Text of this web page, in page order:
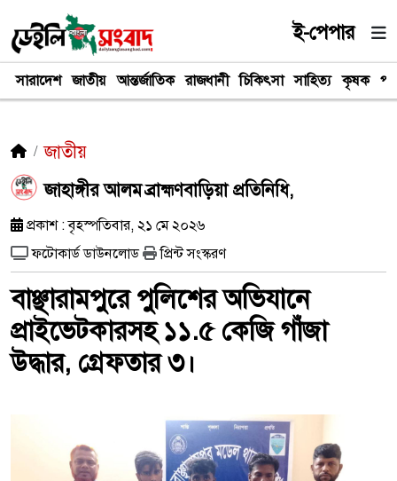
ই-পেপার
সারাদেশ জাতীয় আন্তর্জাতিক রাজধানী চিকিৎসা সাহিত্য কৃষক
জাতীয়
জাহাঙ্গীর আলম ব্রাহ্মণবাড়িয়া প্রতিনিধি,
প্রকাশ : বৃহস্পতিবার, ২১ মে ২০২৬
ফটোকার্ড ডাউনলোড
প্রিন্ট সংস্করণ
বাঞ্ছারামপুরে পুলিশের অভিযানে
প্রাইভেটকারসহ ১১.৫ কেজি গাঁজা
উদ্ধার, গ্রেফতার ৩।